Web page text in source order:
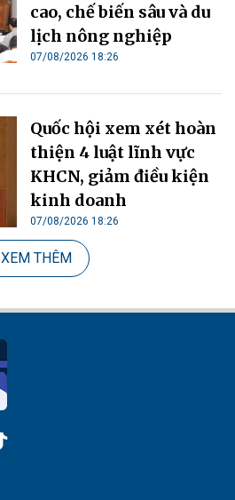
cao, chế biến sâu và du
lịch nông nghiệp
07/08/2026 18:26
Quốc hội xem xét hoàn
thiện 4 luật lĩnh vực
KHCN, giảm điều kiện
kinh doanh
07/08/2026 18:26
XEM THÊM